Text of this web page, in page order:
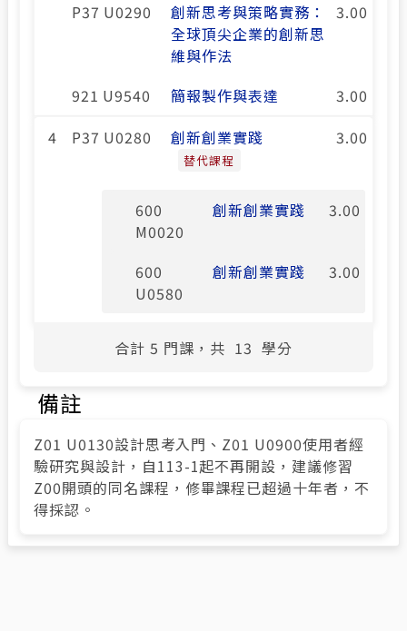
P37 U0290
創新思考與策略實務：
全球頂尖企業的創新思
維與作法
3.00
921 U9540 簡報製作與表達
3.00
4
P37 U0280 創新創業實踐
替代課程
3.00
600
M0020
創新創業實踐 3.00
600
U0580
創新創業實踐 3.00
合計 5 門課，共 13 學分
備註
Z01 U0130設計思考入門、Z01 U0900使用者經
驗研究與設計，自113-1起不再開設，建議修習
Z00開頭的同名課程，修畢課程已超過十年者，不
得採認。